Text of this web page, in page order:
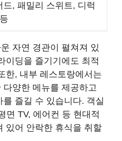
드, 패밀리 스위트, 디럭
자연 경관이 펼쳐져 있
이딩을 즐기기에도 최적
한, 내부 레스토랑에서는
양한 메뉴를 제공하고
즐길 수 있습니다. 객실
면 TV, 에어컨 등 현대적
있어 안락한 휴식을 취할